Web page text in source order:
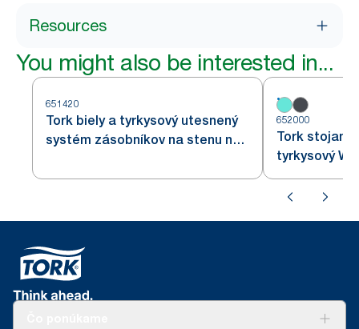
Resources
You might also be interested in...
651420
Tork biely a tyrkysový utesnený
systém zásobníkov na stenu na
652000
Tork stojan
tyrkysový W1